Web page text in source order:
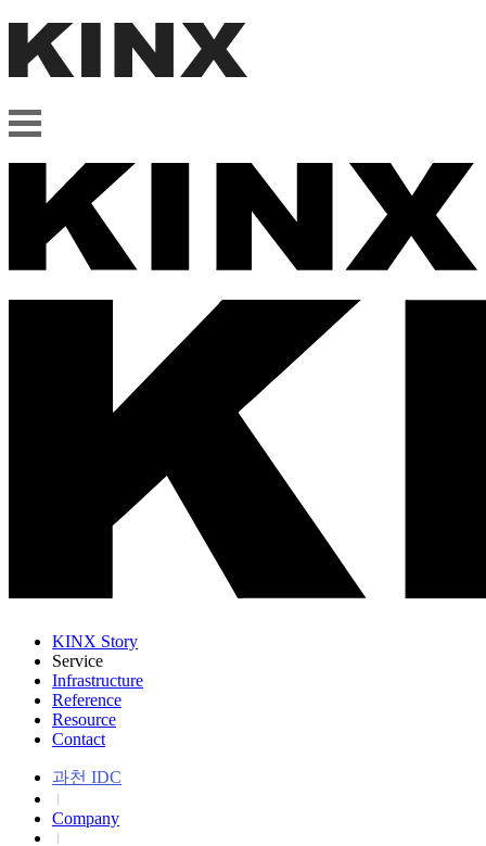
KINX Story
Service
Infrastructure
Reference
Resource
Contact
과천 IDC
Company